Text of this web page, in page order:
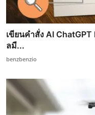
เขียนคำสั่ง AI
ลมี...
benzbenzio